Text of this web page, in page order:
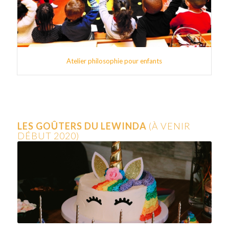
Atelier philosophie pour enfants
LES GOÛTERS DU LEWINDA (À VENIR
DÉBUT 2020)